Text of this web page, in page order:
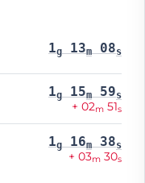
1g 13m 08s
1g 15m 59s
+ 02m 51s
1g 16m 38s
+ 03m 30s